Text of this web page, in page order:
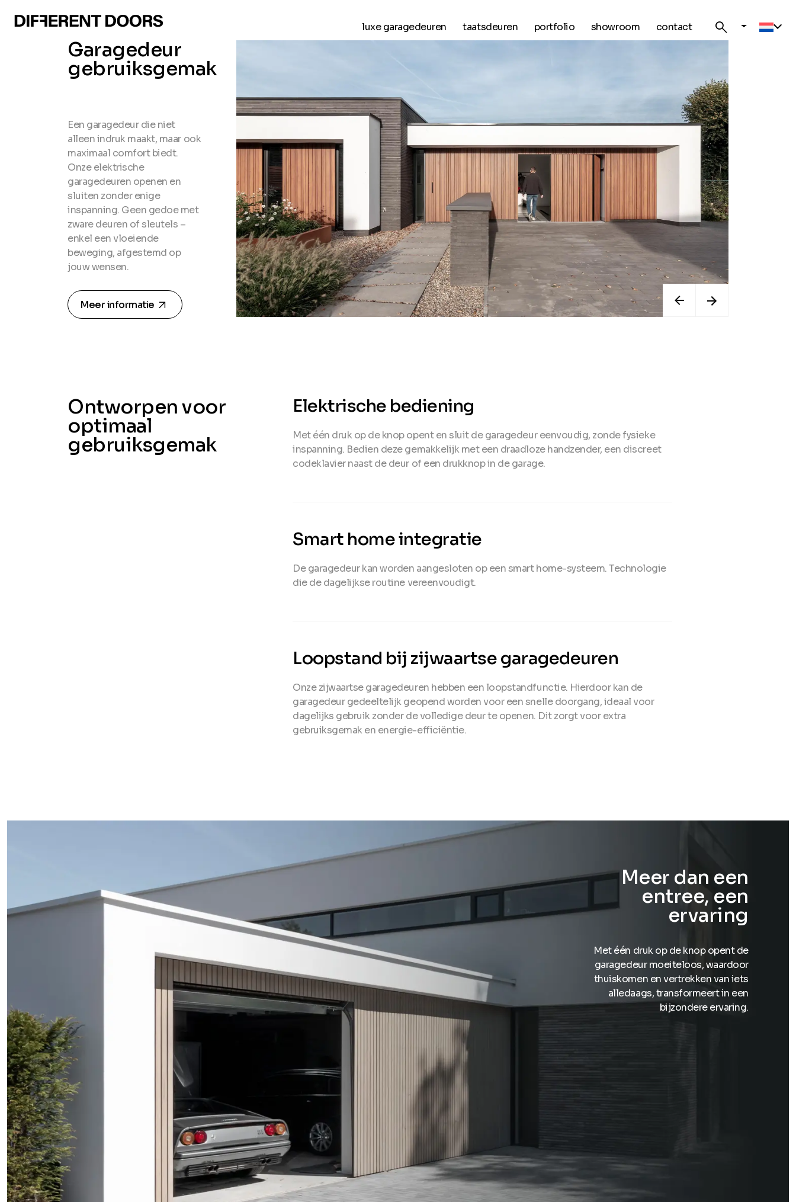
luxe garagedeuren taatsdeuren portfolio showroom contact search
Garagedeur
gebruiksgemak
Een garagedeur die niet
alleen indruk maakt, maar ook
maximaal comfort biedt.
Onze elektrische
garagedeuren openen en
sluiten zonder enige
inspanning. Geen gedoe met
zware deuren of sleutels –
enkel een vloeiende
beweging, afgestemd op
jouw wensen.
Meer informatiearrow_forward
Ontworpen voor
optimaal
gebruiksgemak
Elektrische bediening
Met één druk op de knop opent en sluit de garagedeur eenvoudig, zonde fysieke
inspanning. Bedien deze gemakkelijk met een draadloze handzender, een discreet
codeklavier naast de deur of een drukknop in de garage.
Smart home integratie
De garagedeur kan worden aangesloten op een smart home-systeem. Technologie
die de dagelijkse routine vereenvoudigt.
Loopstand bij zijwaartse garagedeuren
Onze zijwaartse garagedeuren hebben een loopstandfunctie. Hierdoor kan de
garagedeur gedeeltelijk geopend worden voor een snelle doorgang, ideaal voor
dagelijks gebruik zonder de volledige deur te openen. Dit zorgt voor extra
gebruiksgemak en energie-efficiëntie.
Meer dan een
entree, een
ervaring
Met één druk op de knop opent de
garagedeur moeiteloos, waardoor
thuiskomen en vertrekken van iets
alledaags, transformeert in een
bijzondere ervaring.